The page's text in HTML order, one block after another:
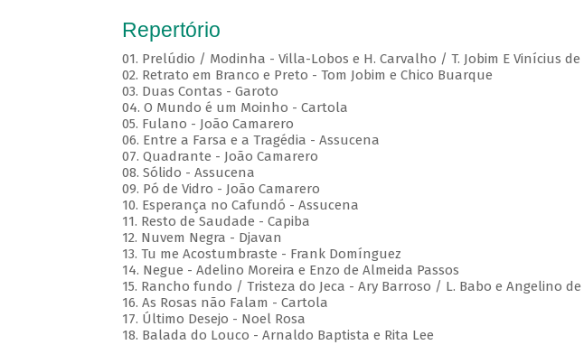
Repertório
01. Prelúdio / Modinha - Villa-Lobos e H. Carvalho / T. Jobim E Vinícius de
02. Retrato em Branco e Preto - Tom Jobim e Chico Buarque
03. Duas Contas - Garoto
04. O Mundo é um Moinho - Cartola
05. Fulano - João Camarero
06. Entre a Farsa e a Tragédia - Assucena
07. Quadrante - João Camarero
08. Sólido - Assucena
09. Pó de Vidro - João Camarero
10. Esperança no Cafundó - Assucena
11. Resto de Saudade - Capiba
12. Nuvem Negra - Djavan
13. Tu me Acostumbraste - Frank Domínguez
14. Negue - Adelino Moreira e Enzo de Almeida Passos
15. Rancho fundo / Tristeza do Jeca - Ary Barroso / L. Babo e Angelino de
16. As Rosas não Falam - Cartola
17. Último Desejo - Noel Rosa
18. Balada do Louco - Arnaldo Baptista e Rita Lee